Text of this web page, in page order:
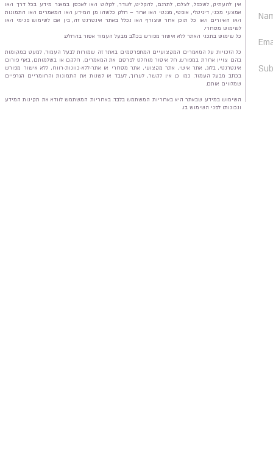
אין להעתיק, לשכפל, לצלם, לתרגם, להקליט, לשדר, לקלוט ו/או לאכסן במאגר מידע בכל דרך ו/או
אמצעי מכני, דיגיטלי, אופטי, מגנטי ו/או אחר – חלק כלשהו מן המידע ו/או המאמרים ו/או התמונות
ו/או האיורים ו/או כל תוכן אחר שצורף ו/או נכלל באתר אינטרנט זה, בין אם לשימוש פנימי ו/או
לשימוש מסחרי.
כל שימוש בתכני האתר ללא אישור מפורש בכתב מבעל העמוד אסור בהחלט.
כל הזכויות על המאמרים המקצועיים המתפרסמים באתר זה שמורות לבעל העמוד, למעט במקומות
בהם צויין אחרת במפורש. חל איסור מוחלט לפרסם את המאמרים, חלקם או בשלמותם, באף פורום
אינטרנטי, בלוג, אתר אישי, אתר מקצועי, אתר מסחרי או אתר-ללא-כוונות-רווח, ללא אישור מפורש
בכתב מבעל העמוד. כמו כן אין לקשר, לערוך, לעבד או לשנות את התמונות והחומריים הגרפיים
שמלווים אותם.
השימוש במידע שבאתר היא באחריות המשתמש בלבד. באחריות המשתמש לוודא את תקינות המידע
ונכונותו לפני השימוש בו.